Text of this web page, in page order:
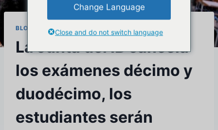
BLOG
La Junta del IB cancela
los exámenes décimo y
duodécimo, los
estudiantes serán
Change Language
Close and do not switch language